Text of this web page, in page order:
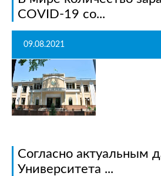
COVID-19 со...
09.08.2021
Согласно актуальным
Университета ...